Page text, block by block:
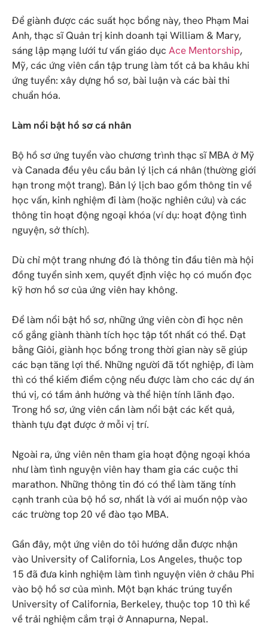
Để giành được các suất học bổng này, theo Phạm Mai
Anh, thạc sĩ Quản trị kinh doanh tại William & Mary,
sáng lập mạng lưới tư vấn giáo dục Ace Mentorship,
Mỹ, các ứng viên cần tập trung làm tốt cả ba khâu khi
ứng tuyển: xây dựng hồ sơ, bài luận và các bài thi
chuẩn hóa.
Làm nổi bật hồ sơ cá nhân
Bộ hồ sơ ứng tuyển vào chương trình thạc sĩ MBA ở Mỹ
và Canada đều yêu cầu bản lý lịch cá nhân (thường giới
hạn trong một trang). Bản lý lịch bao gồm thông tin về
học vấn, kinh nghiệm đi làm (hoặc nghiên cứu) và các
thông tin hoạt động ngoại khóa (ví dụ: hoạt động tình
nguyện, sở thích).
Dù chỉ một trang nhưng đó là thông tin đầu tiên mà hội
đồng tuyển sinh xem, quyết định việc họ có muốn đọc
kỹ hơn hồ sơ của ứng viên hay không.
Để làm nổi bật hồ sơ, những ứng viên còn đi học nên
cố gắng giành thành tích học tập tốt nhất có thể. Đạt
bằng Giỏi, giành học bổng trong thời gian này sẽ giúp
các bạn tăng lợi thế. Những người đã tốt nghiệp, đi làm
thì có thể kiếm điểm cộng nếu được làm cho các dự án
thú vị, có tầm ảnh hưởng và thể hiện tính lãnh đạo.
Trong hồ sơ, ứng viên cần làm nổi bật các kết quả,
thành tựu đạt được ở mỗi vị trí.
Ngoài ra, ứng viên nên tham gia hoạt động ngoại khóa
như làm tình nguyện viên hay tham gia các cuộc thi
marathon. Những thông tin đó có thể làm tăng tính
cạnh tranh của bộ hồ sơ, nhất là với ai muốn nộp vào
các trường top 20 về đào tạo MBA.
Gần đây, một ứng viên do tôi hướng dẫn được nhận
vào University of California, Los Angeles, thuộc top
15 đã đưa kinh nghiệm làm tình nguyện viên ở châu Phi
vào bộ hồ sơ của mình. Một bạn khác trúng tuyển
University of California, Berkeley, thuộc top 10 thì kể
về trải nghiệm cắm trại ở Annapurna, Nepal.